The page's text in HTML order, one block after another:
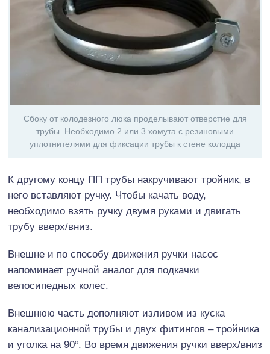
Сбоку от колодезного люка проделывают отверстие для
трубы. Необходимо 2 или 3 хомута с резиновыми
уплотнителями для фиксации трубы к стене колодца
К другому концу ПП трубы накручивают тройник, в
него вставляют ручку. Чтобы качать воду,
необходимо взять ручку двумя руками и двигать
трубу вверх/вниз.
Внешне и по способу движения ручки насос
напоминает ручной аналог для подкачки
велосипедных колес.
Внешнюю часть дополняют изливом из куска
канализационной трубы и двух фитингов – тройника
и уголка на 90º. Во время движения ручки вверх/вниз